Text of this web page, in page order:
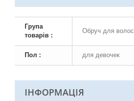
Група
товарів :
Обруч для волос
Пол : для девочек
ІНФОРМАЦІЯ